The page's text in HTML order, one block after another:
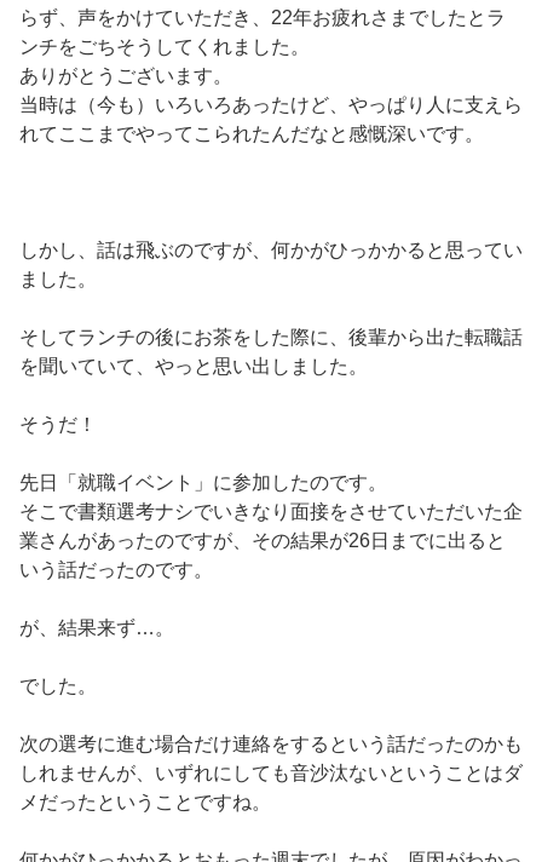
らず、声をかけていただき、22年お疲れさまでしたとラ
ンチをごちそうしてくれました。
ありがとうございます。
当時は（今も）いろいろあったけど、やっぱり人に支えら
れてここまでやってこられたんだなと感慨深いです。
しかし、話は飛ぶのですが、何かがひっかかると思ってい
ました。
そしてランチの後にお茶をした際に、後輩から出た転職話
を聞いていて、やっと思い出しました。
そうだ！
先日「就職イベント」に参加したのです。
そこで書類選考ナシでいきなり面接をさせていただいた企
業さんがあったのですが、その結果が26日までに出ると
いう話だったのです。
が、結果来ず…。
でした。
次の選考に進む場合だけ連絡をするという話だったのかも
しれませんが、いずれにしても音沙汰ないということはダ
メだったということですね。